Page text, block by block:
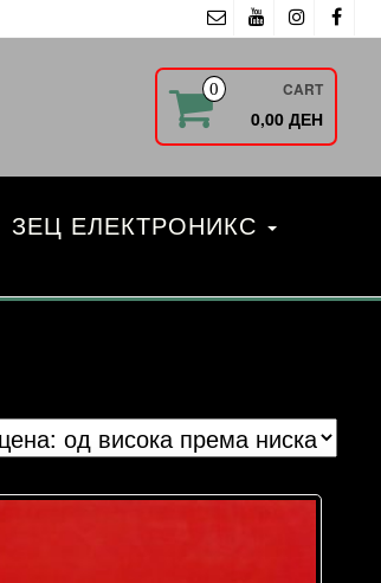
0 CART
0,00 ДЕН
ЗЕЦ ЕЛЕКТРОНИКС